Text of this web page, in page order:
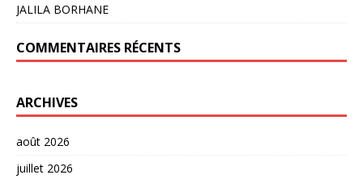
JALILA BORHANE
COMMENTAIRES RÉCENTS
ARCHIVES
août 2026
juillet 2026